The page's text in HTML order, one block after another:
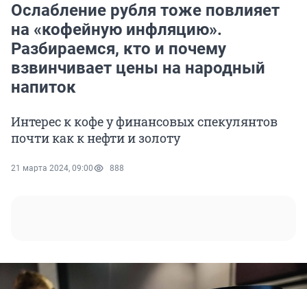
Ослабление рубля тоже повлияет
на «кофейную инфляцию».
Разбираемся, кто и почему
взвинчивает цены на народный
напиток
Интерес к кофе у финансовых спекулянтов
почти как к нефти и золоту
21 марта 2024, 09:00 888